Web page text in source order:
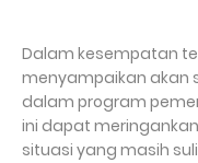
Dalam kesempatan
menyampaikan akan
dalam program
ini dapat
situasi yang masih